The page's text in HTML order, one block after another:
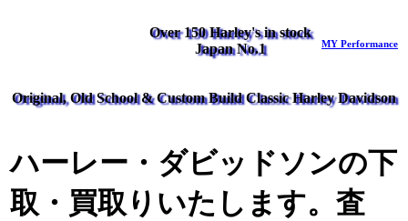
Over 150 Harley's in stock
Japan No.1
MY Performance
Original, Old School & Custom Build Classic Harley Davidson
ハーレー・ダビッドソンの下
取・買取りいたします。査